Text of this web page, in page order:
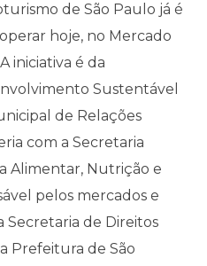
de São Paulo já é
hoje, no Mercado
iniciativa é da
Sustentável
de Relações
com a Secretaria
Alimentar, Nutrição e
pelos mercados e
Secretaria de Direitos
Prefeitura de São